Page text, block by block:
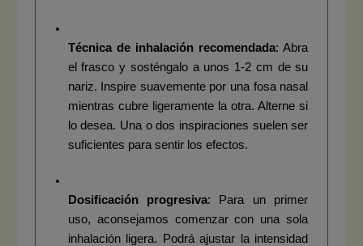
Técnica de inhalación recomendada: Abra
el frasco y sosténgalo a unos 1-2 cm de su
nariz. Inspire suavemente por una fosa nasal
mientras cubre ligeramente la otra. Alterne si
lo desea. Una o dos inspiraciones suelen ser
suficientes para sentir los efectos.
Dosificación progresiva: Para un primer
uso, aconsejamos comenzar con una sola
inhalación ligera. Podrá ajustar la intensidad